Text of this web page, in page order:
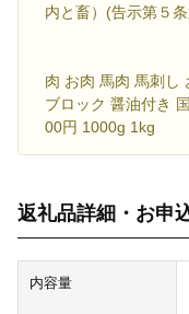
内と畜）(告示第５
肉 お肉 馬肉 馬刺し
ブロック 醤油付き
00円 1000g 1kg
返礼品詳細・お申
内容量